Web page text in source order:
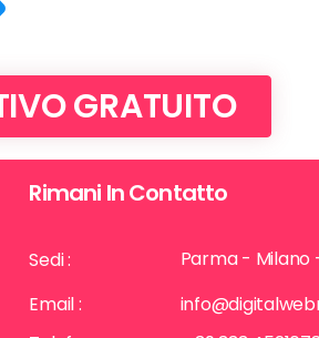
GRATUITO
Rimani In Contatto
Sedi :
Parma - Milano
Email :